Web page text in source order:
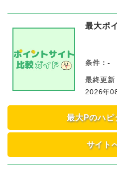
最大ポ
条件： -
最終更新
2026年
最大Pのハピ
サイト